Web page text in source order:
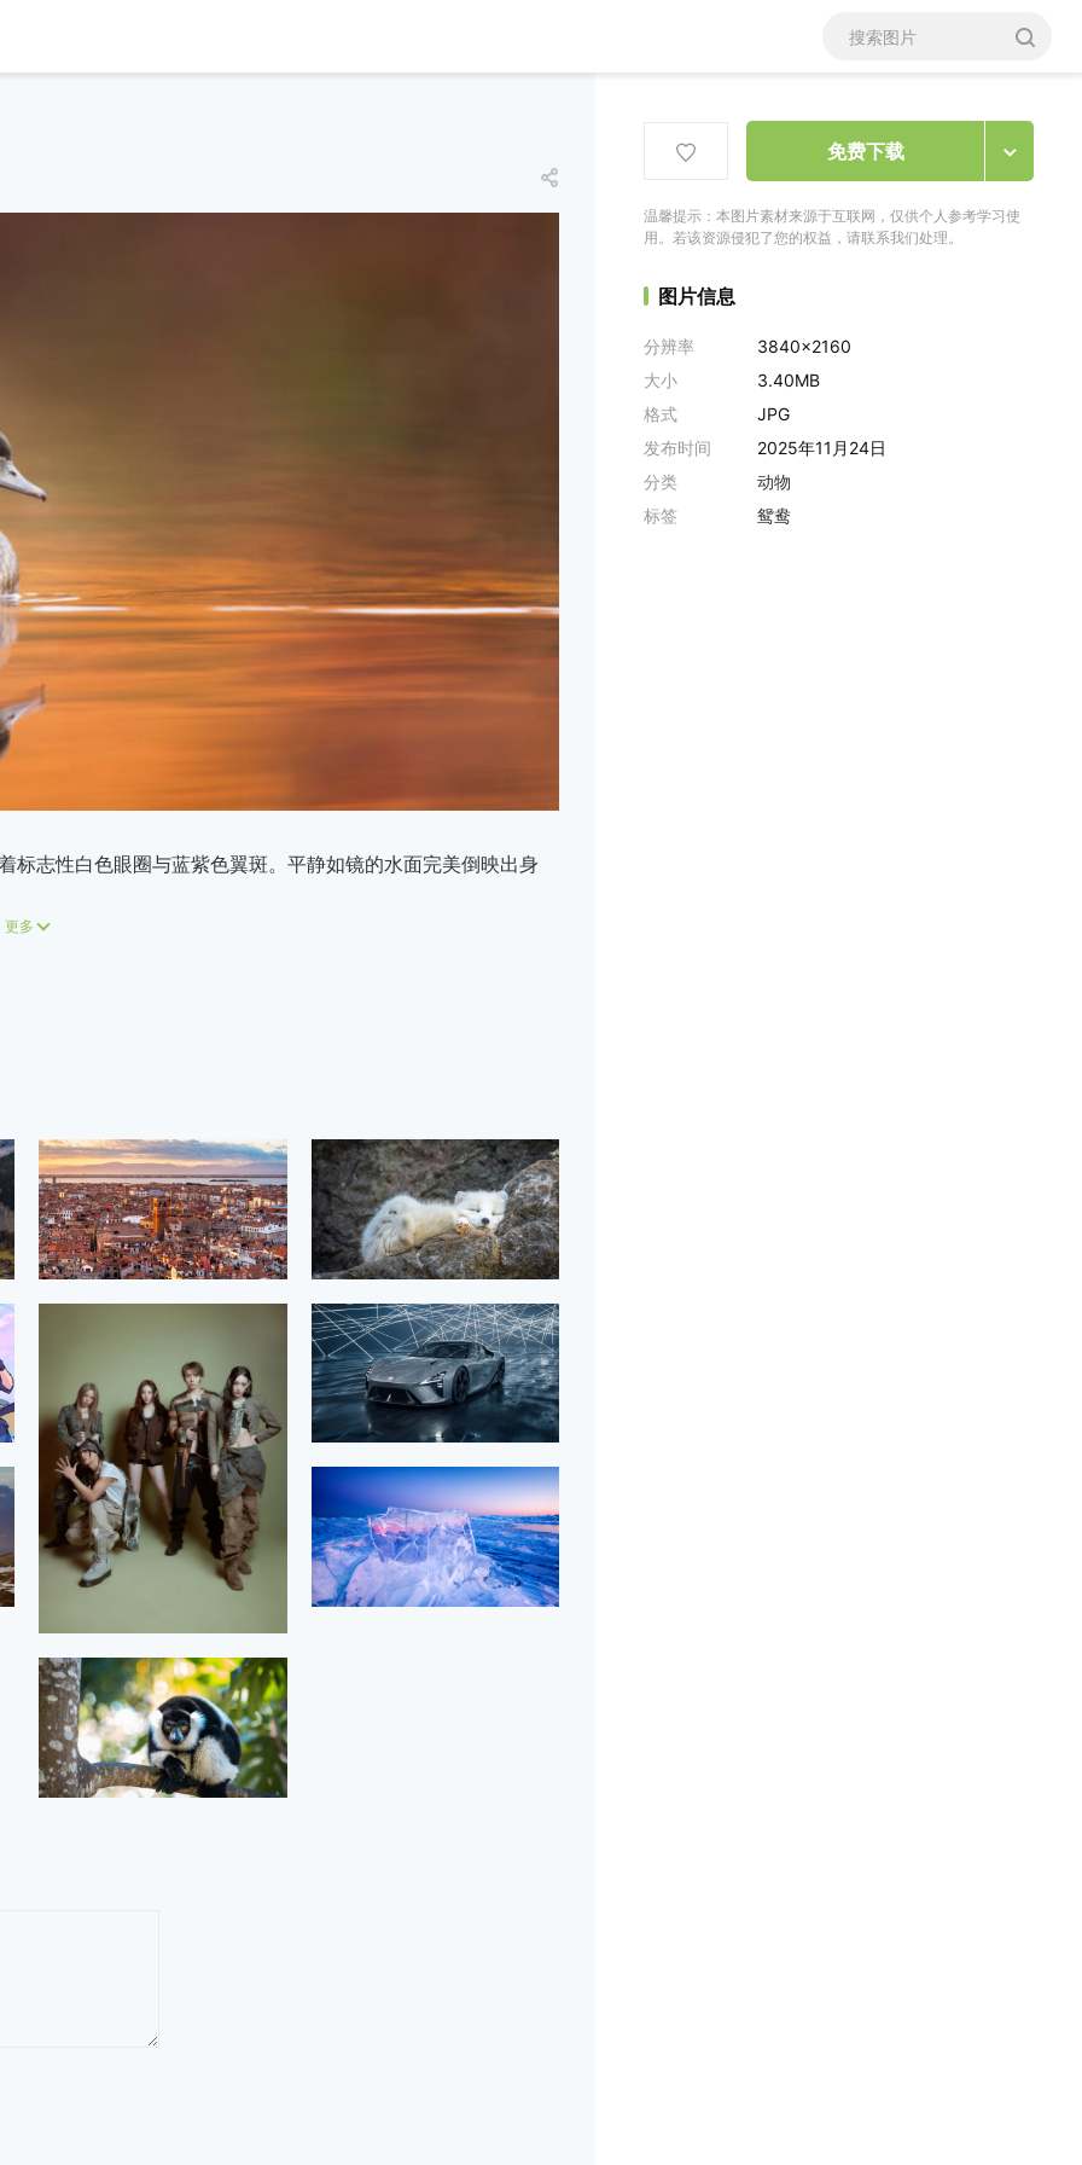
志性白色眼圈与蓝紫色翼斑。平静如镜的水面完美倒映出身
更多
免费下载
温馨提示：本图片素材来源于互联网，仅供个人参考学习使
用。若该资源侵犯了您的权益，请联系我们处理。
图片信息
分辨率
3840x2160
大小
3.40MB
格式
JPG
发布时间
2025年11月24日
分类
动物
标签
鸳鸯